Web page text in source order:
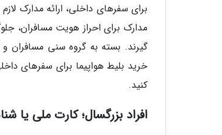
برای سفرهای داخلی، ارائه مدارک
مدارک برای احراز هویت مسافران،
گیرند. بسته به گروه سنی مسافران
خرید بلیط هواپیما برای سفرهای
کنید.
افراد بزرگسال؛ کارت ملی یا